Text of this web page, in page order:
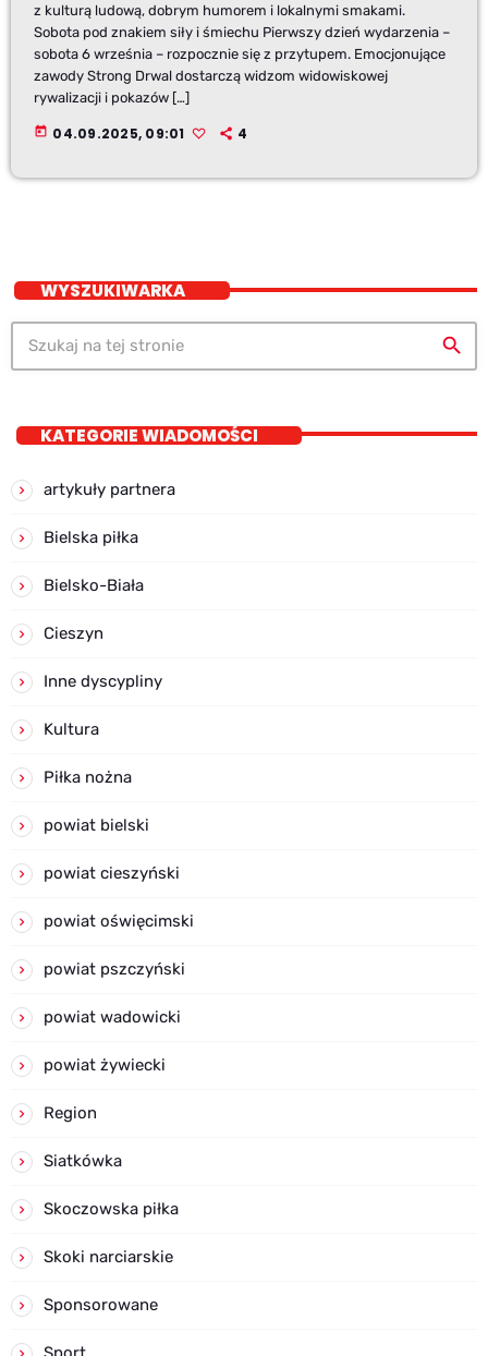
z kulturą ludową, dobrym humorem i lokalnymi smakami.
Sobota pod znakiem siły i śmiechu Pierwszy dzień wydarzenia –
sobota 6 września – rozpocznie się z przytupem. Emocjonujące
zawody Strong Drwal dostarczą widzom widowiskowej
rywalizacji i pokazów […]
today 04.09.2025, 09:01 4
WYSZUKIWARKA
search
KATEGORIE WIADOMOŚCI
artykuły partnera
Bielska piłka
Bielsko-Biała
Cieszyn
Inne dyscypliny
Kultura
Piłka nożna
powiat bielski
powiat cieszyński
powiat oświęcimski
powiat pszczyński
powiat wadowicki
powiat żywiecki
Region
Siatkówka
Skoczowska piłka
Skoki narciarskie
Sponsorowane